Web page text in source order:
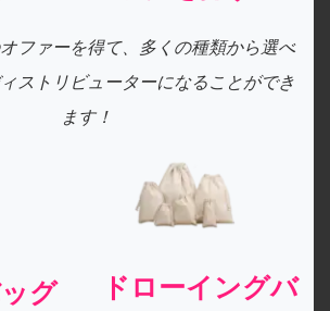
ファーを得て、多くの種類から選べ
ストリビューターになることができ
ます！
グ
ドローイングバ